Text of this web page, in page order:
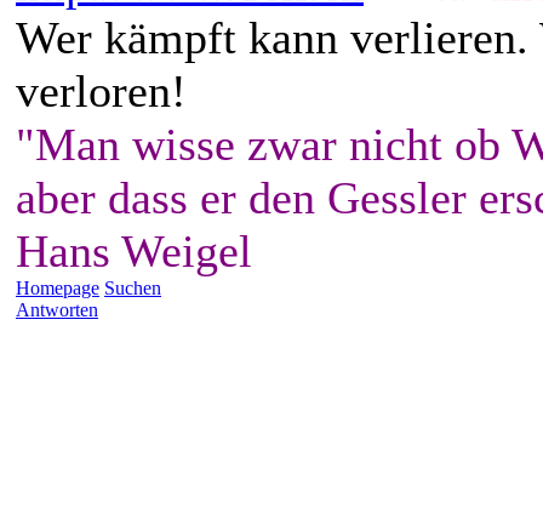
Wer kämpft kann
verloren!
"Man wisse zwar nicht ob
aber dass er den Gessler
Hans Weigel
Homepage Suchen
Antworten